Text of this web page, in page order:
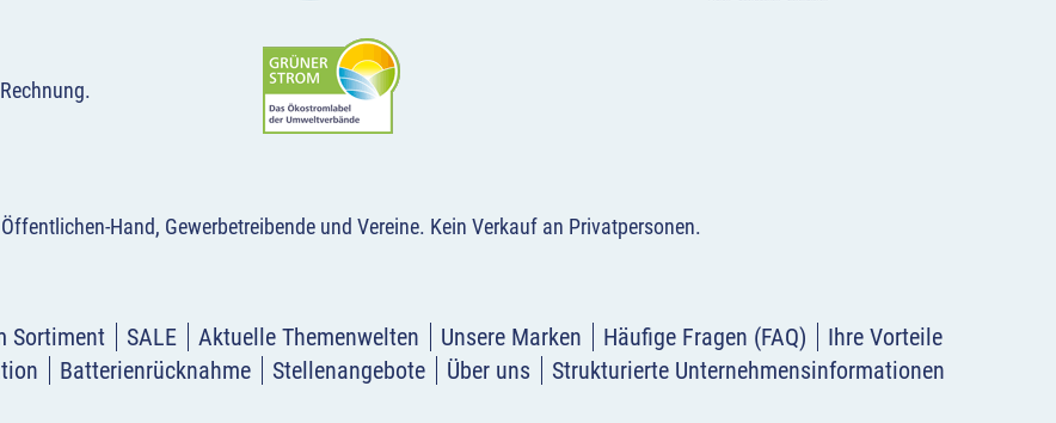
Hand, Gewerbetreibende und Vereine. Kein Verkauf an Privatpersonen.
Sortiment SALE Aktuelle Themenwelten Unsere Marken Häufige Fragen (FAQ)
Ihre Vorteile
Batterienrücknahme Stellenangebote Über uns Strukturierte Unternehmensinformationen